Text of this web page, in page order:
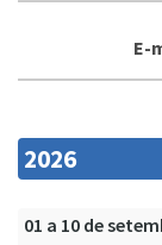
E-
2026
01 a 10 de